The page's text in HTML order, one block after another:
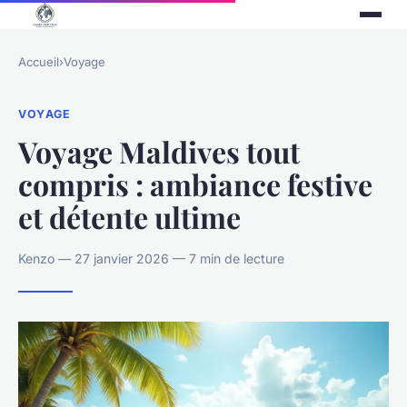
Accueil›Voyage
VOYAGE
Voyage Maldives tout
compris : ambiance festive
et détente ultime
Kenzo — 27 janvier 2026 — 7 min de lecture